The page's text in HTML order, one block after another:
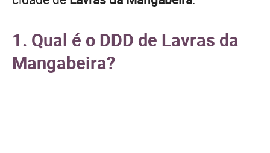
1. Qual é o DDD de Lavras da
Mangabeira?